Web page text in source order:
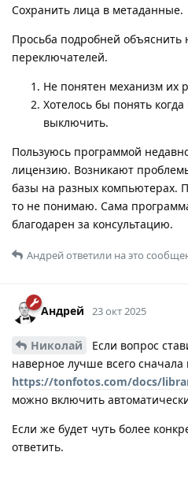
Сохранить лица в метаданные.
Просьба подробней объяснить
переключателей.
Не понятен механизм их
Хотелось бы понять
выключить.
Пользуюсь программой
лицензию. Возникают
базы на разных компьютерах.
то не понимаю. Сама
благодарен за консультацию.
Андрейответили на это
Андрей 23 окт 2025
Николай
Если вопрос
наверное лучше всего
https://tonfotos.com/docs/
можно включить
Если же будет чуть более
ответить.